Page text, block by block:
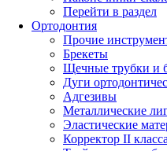
Перейти в раздел
Ортодонтия
Прочие
Брекеты
Щечные трубки и
Дуги
Адгезивы
Металлические
Эластические
Корректор II класса